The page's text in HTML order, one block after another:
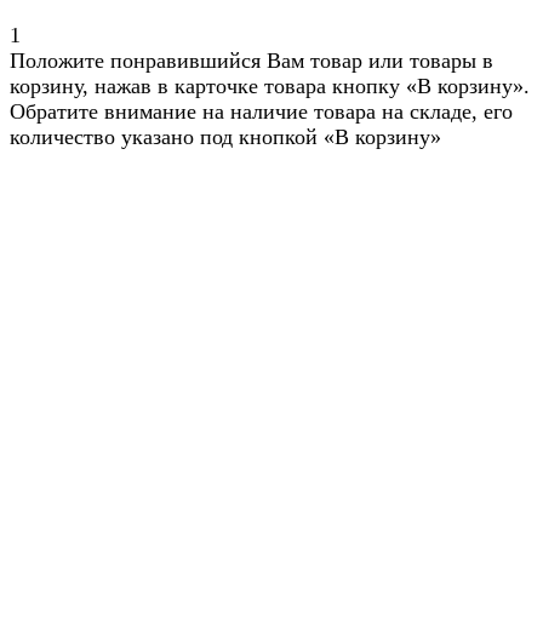
1
Положите понравившийся Вам товар или товары в
корзину, нажав в карточке товара кнопку «В корзину».
Обратите внимание на наличие товара на складе, его
количество указано под кнопкой «В корзину»